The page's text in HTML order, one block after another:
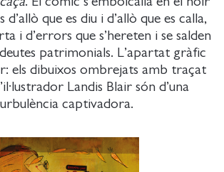
que es diu i d’allò que es calla,
i d’errors que s’hereten i se salden
patrimonials. L’apartat gràfic
els dibuixos ombrejats amb traçat
Landis Blair són d’una
captivadora.